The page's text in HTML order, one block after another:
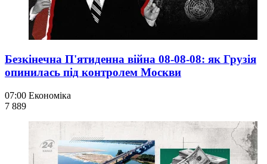
Безкінечна П'ятиденна війна 08-08-08: як Грузія
опинилась під контролем Москви
07:00 Економіка
7 889